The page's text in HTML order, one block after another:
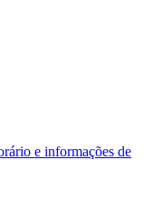
e informações de